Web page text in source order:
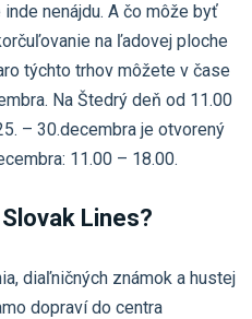
nenájdu. A čo môže byť
na ľadovej ploche
týchto trhov môžete v čase
Na Štedrý deň od 11.00
– 30.decembra je otvorený
11.00 – 18.00.
Lines?
diaľničných známok a hustej
dopraví do centra